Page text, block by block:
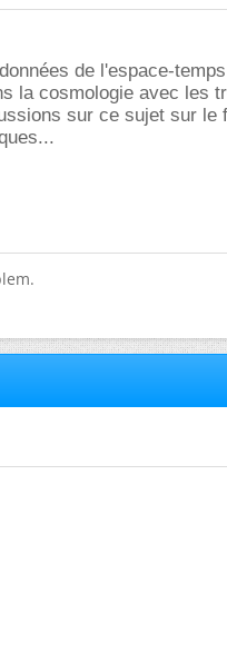
de l'espace-temps
la cosmologie avec les
sur ce sujet sur le